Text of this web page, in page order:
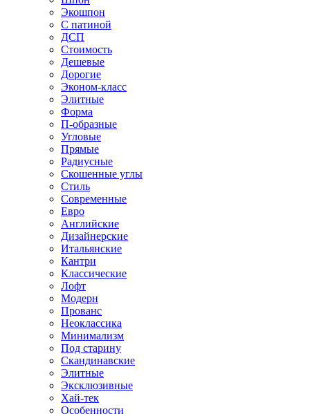
Экошпон
С патиной
ДСП
Стоимость
Дешевые
Дорогие
Эконом-класс
Элитные
Форма
П-образные
Угловые
Прямые
Радиусные
Скошенные углы
Стиль
Современные
Евро
Английские
Дизайнерские
Итальянские
Кантри
Классические
Лофт
Модерн
Прованс
Неоклассика
Минимализм
Под старину
Скандинавские
Элитные
Эксклюзивные
Хай-тек
Особенности